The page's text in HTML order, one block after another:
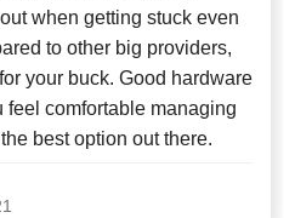
when getting stuck even
to other big providers,
your buck. Good hardware
feel comfortable managing
best option out there.